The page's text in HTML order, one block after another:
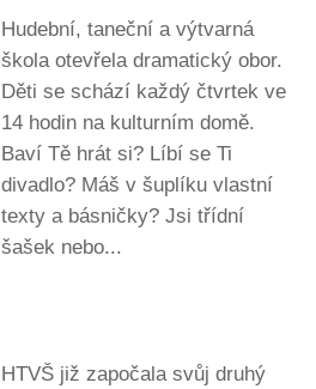
Hudební, taneční a výtvarná
škola otevřela dramatický obor.
Děti se schází každý čtvrtek ve
14 hodin na kulturním domě.
Baví Tě hrát si? Líbí se Ti
divadlo? Máš v šuplíku vlastní
texty a básničky? Jsi třídní
šašek nebo...
HTVŠ již započala svůj druhý